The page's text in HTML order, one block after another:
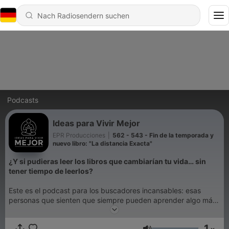
Podcasts
Ideas para Vivir Mejor
EPR Producciones
562 - 543 - Fin de la temporada y
nuevo libro: "La distancia Exacta"
¿Y si pudieras leer los libros que cambiarían tu vida… sin
tener tiempo de leerlos?
Este es el podcast para los buscadores incansables: esas
personas que sienten que siempre pueden aprender algo más,
crecer un poco más y vivir mejor, pero que no siempre